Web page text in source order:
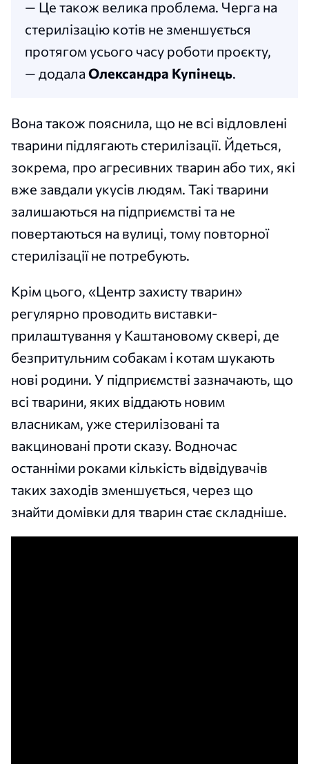
— Це також велика проблема. Черга на
стерилізацію котів не зменшується
протягом усього часу роботи проєкту,
— додала Олександра Купінець.
Вона також пояснила, що не всі відловлені
тварини підлягають стерилізації. Йдеться,
зокрема, про агресивних тварин або тих, які
вже завдали укусів людям. Такі тварини
залишаються на підприємстві та не
повертаються на вулиці, тому повторної
стерилізації не потребують.
Крім цього, «Центр захисту тварин»
регулярно проводить виставки-
прилаштування у Каштановому сквері, де
безпритульним собакам і котам шукають
нові родини. У підприємстві зазначають, що
всі тварини, яких віддають новим
власникам, уже стерилізовані та
вакциновані проти сказу. Водночас
останніми роками кількість відвідувачів
таких заходів зменшується, через що
знайти домівки для тварин стає складніше.